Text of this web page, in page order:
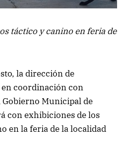
táctico y canino en feria de
la dirección de
coordinación con
Gobierno Municipal de
con exhibiciones de los
en la feria de la localidad